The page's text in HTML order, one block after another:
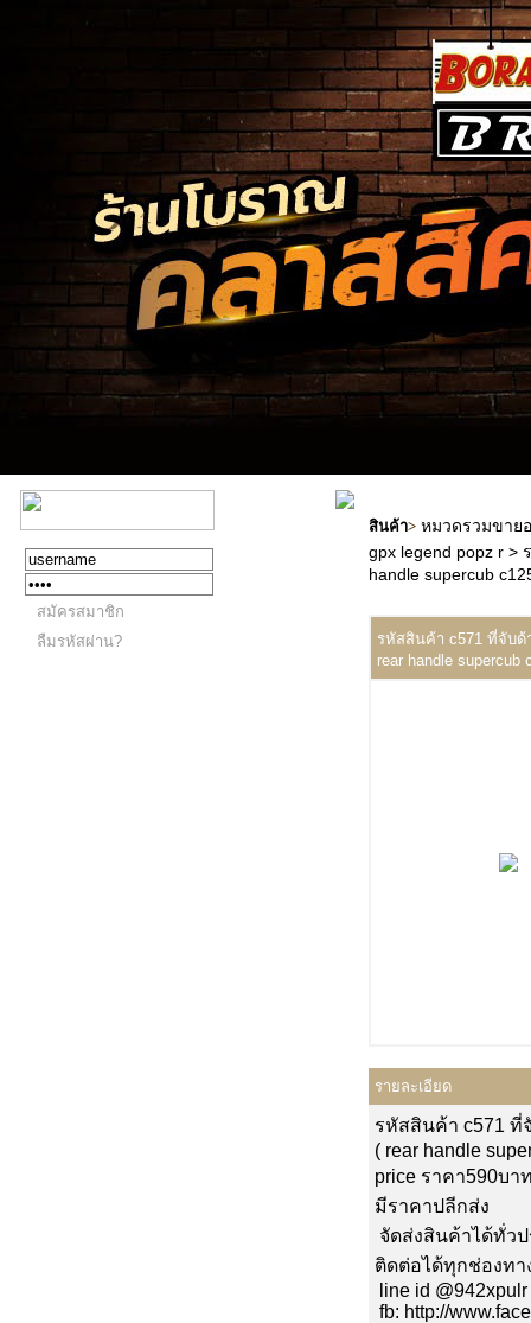
สมัครสมาชิก
ลืมรหัสผ่าน?
สินค้า> หมวดรวมขาย
gpx legend popz r >
handle supercub
รหัสสินค้า c571 ที่จับด้
rear handle supercub
รายละเอียด
รหัสสินค้า c571 ที่
( rear handle
price ราคา590บา
มีราคาปลีกส่ง
จัดส่งสินค้าได้ทั่ว
ติดต่อได้ทุกช่องทา
line id @942xpulr
fb: http://